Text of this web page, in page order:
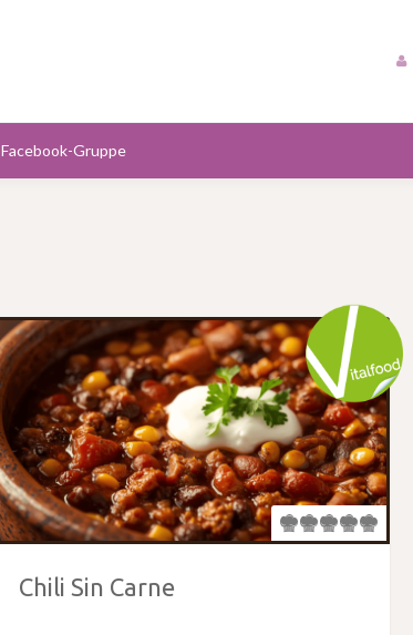
Facebook-Gruppe
Chili Sin Carne